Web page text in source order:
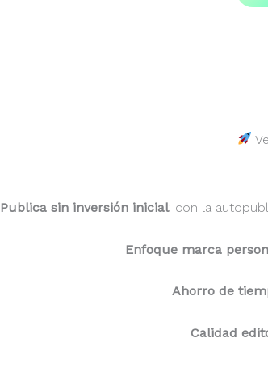
Publica sin inversión inicial: con la
Enfoque marca
Ahorro de
Calidad